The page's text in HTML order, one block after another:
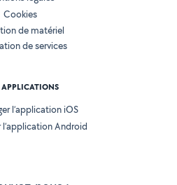
Cookies
de matériel
de services
APPLICATIONS
l’application iOS
l’application Android